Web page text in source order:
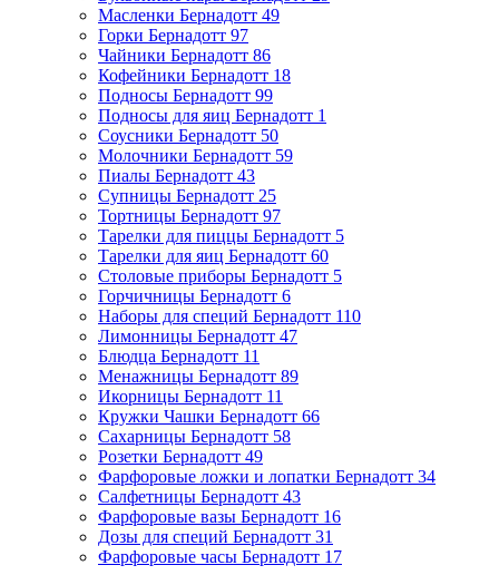
Масленки Бернадотт 49
Горки Бернадотт 97
Чайники Бернадотт 86
Кофейники Бернадотт 18
Подносы Бернадотт 99
Подносы для яиц Бернадотт 1
Соусники Бернадотт 50
Молочники Бернадотт 59
Пиалы Бернадотт 43
Супницы Бернадотт 25
Тортницы Бернадотт 97
Тарелки для пиццы Бернадотт 5
Тарелки для яиц Бернадотт 60
Столовые приборы Бернадотт 5
Горчичницы Бернадотт 6
Наборы для специй Бернадотт 110
Лимонницы Бернадотт 47
Блюдца Бернадотт 11
Менажницы Бернадотт 89
Икорницы Бернадотт 11
Кружки Чашки Бернадотт 66
Сахарницы Бернадотт 58
Розетки Бернадотт 49
Фарфоровые ложки и лопатки Бернадотт 34
Салфетницы Бернадотт 43
Фарфоровые вазы Бернадотт 16
Дозы для специй Бернадотт 31
Фарфоровые часы Бернадотт 17